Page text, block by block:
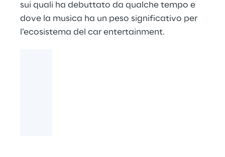
sui quali ha debuttato da qualche tempo e
dove la musica ha un peso significativo per
l’ecosistema del car entertainment.